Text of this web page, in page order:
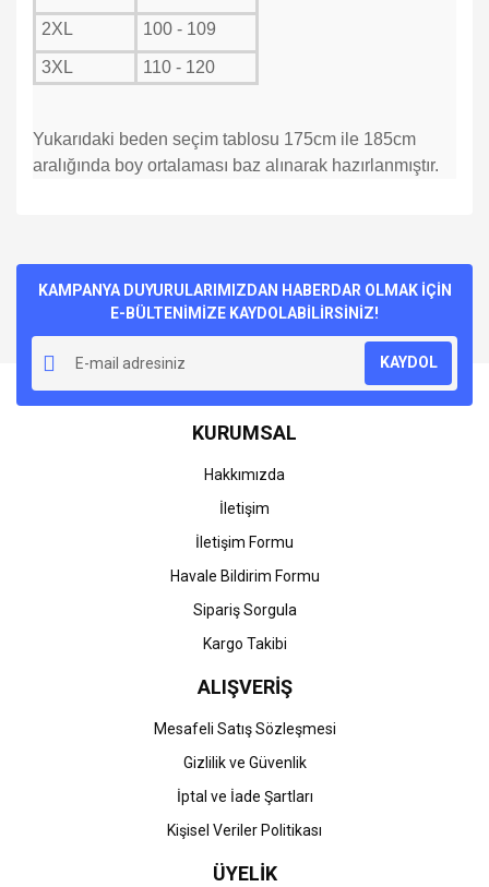
2XL 100 - 109
3XL 110 - 120
Yukarıdaki beden seçim tablosu 175cm ile 185cm
aralığında boy ortalaması baz alınarak hazırlanmıştır.
Yorum Yaz
kullanarak tarafımıza iletebilirsiniz.
Görüş ve önerileriniz için teşekkür ederiz.
Ürün resmi kalitesiz, bozuk veya görüntülenemiyor.
Ürün açıklamasında eksik bilgiler bulunuyor.
Ürün fiyatı diğer sitelerden daha pahalı.
Gönder
KAMPANYA DUYURULARIMIZDAN HABERDAR OLMAK İÇİN
E-BÜLTENİMİZE KAYDOLABİLİRSİNİZ!
KAYDOL
KURUMSAL
Hakkımızda
İletişim
İletişim Formu
Havale Bildirim Formu
Sipariş Sorgula
Kargo Takibi
ALIŞVERİŞ
Mesafeli Satış Sözleşmesi
Gizlilik ve Güvenlik
İptal ve İade Şartları
Kişisel Veriler Politikası
ÜYELİK